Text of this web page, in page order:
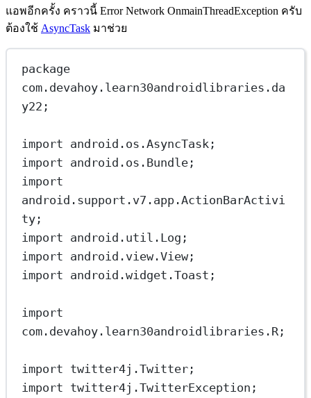
แอพอีกครั้ง คราวนี้ Error Network OnmainThreadException ครับ
ต้องใช้ AsyncTask มาช่วย
package
com.devahoy.learn30androidlibraries.da
y22;
import android.os.AsyncTask;
import android.os.Bundle;
import
android.support.v7.app.ActionBarActivi
ty;
import android.util.Log;
import android.view.View;
import android.widget.Toast;
import
com.devahoy.learn30androidlibraries.R;
import twitter4j.Twitter;
import twitter4j.TwitterException;